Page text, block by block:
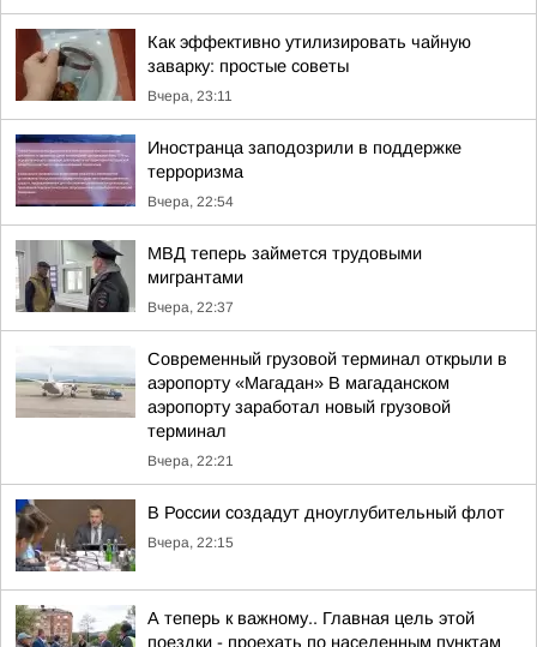
Как эффективно утилизировать чайную
заварку: простые советы
Вчера, 23:11
Иностранца заподозрили в поддержке
терроризма
Вчера, 22:54
МВД теперь займется трудовыми
мигрантами
Вчера, 22:37
Современный грузовой терминал открыли в
аэропорту «Магадан» В магаданском
аэропорту заработал новый грузовой
терминал
Вчера, 22:21
В России создадут дноуглубительный флот
Вчера, 22:15
А теперь к важному.. Главная цель этой
поездки - проехать по населенным пунктам